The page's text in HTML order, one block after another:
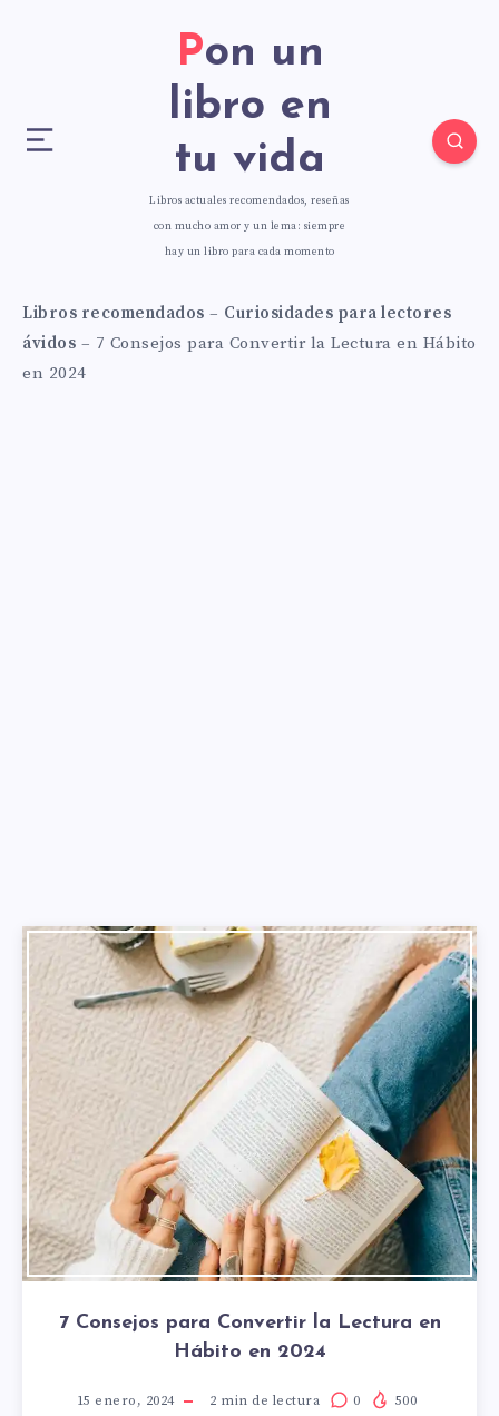
Pon un
libro en
tu vida
Libros actuales recomendados, reseñas
con mucho amor y un lema: siempre
hay un libro para cada momento
Libros recomendados – Curiosidades para lectores
ávidos – 7 Consejos para Convertir la Lectura en Hábito
en 2024
7 Consejos para Convertir la Lectura en
Hábito en 2024
15 enero, 2024 2 min de lectura 0 500